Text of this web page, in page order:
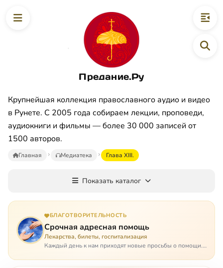
Предание.Ру
Крупнейшая коллекция православного аудио и видео
в Рунете. С 2005 года собираем лекции, проповеди,
аудиокниги и фильмы — более 30 000 записей от
1500 авторов.
Главная Медиатека Глава XIII.
Показать каталог
БЛАГОТВОРИТЕЛЬНОСТЬ
Срочная адресная помощь
Лекарства, билеты, госпитализация
Каждый день к нам приходят новые просьбы о помощи.
она нужна была вчера: в приеме лекарств образовался